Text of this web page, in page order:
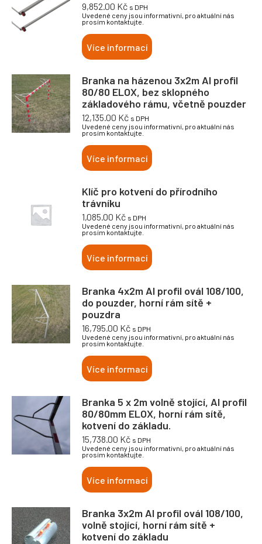
9,852.00 Kč s DPH
Uvedené ceny jsou informativní, pro aktuální nás
prosím kontaktujte.
Více informací
Branka na házenou 3x2m Al profil
80/80 ELOX, bez sklopného
základového rámu, včetně pouzder
12,135.00 Kč s DPH
Uvedené ceny jsou informativní, pro aktuální nás
prosím kontaktujte.
Více informací
Klíč pro kotvení do přírodního
trávníku
1,085.00 Kč s DPH
Uvedené ceny jsou informativní, pro aktuální nás
prosím kontaktujte.
Více informací
Branka 4x2m Al profil ovál 108/100,
do pouzder, horní rám sítě +
pouzdra
16,795.00 Kč s DPH
Uvedené ceny jsou informativní, pro aktuální nás
prosím kontaktujte.
Více informací
Branka 5 x 2m volně stojící, Al profil
80/80mm ELOX, horní rám sítě,
kotvení do základu.
15,738.00 Kč s DPH
Uvedené ceny jsou informativní, pro aktuální nás
prosím kontaktujte.
Více informací
Branka 3x2m Al profil ovál 108/100,
volně stojící, horní rám sítě +
kotvení do základu